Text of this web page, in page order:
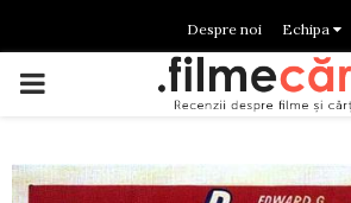
Despre noi Echipa
PRIMARY